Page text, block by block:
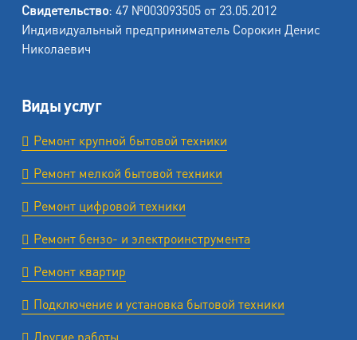
Свидетельство: 47 №003093505 от 23.05.2012
Индивидуальный предприниматель Сорокин Денис
Николаевич
Виды услуг
Ремонт крупной бытовой техники
Ремонт мелкой бытовой техники
Ремонт цифровой техники
Ремонт бензо- и электроинструмента
Ремонт квартир
Подключение и установка бытовой техники
Другие работы